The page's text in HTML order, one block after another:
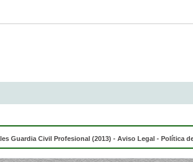
Guardia Civil Profesional (2013) - Aviso Legal - Política